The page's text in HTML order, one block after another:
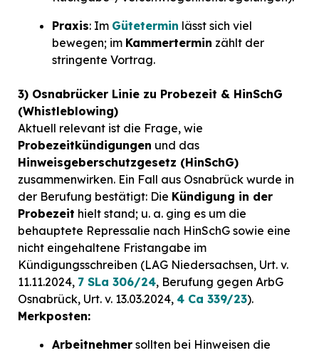
Praxis: Im Gütetermin lässt sich viel
bewegen; im Kammertermin zählt der
stringente Vortrag.
3) Osnabrücker Linie zu Probezeit & HinSchG
(Whistleblowing)
Aktuell relevant ist die Frage, wie
Probezeitkündigungen und das
Hinweisgeberschutzgesetz (HinSchG)
zusammenwirken. Ein Fall aus Osnabrück wurde in
der Berufung bestätigt: Die Kündigung in der
Probezeit hielt stand; u. a. ging es um die
behauptete Repressalie nach HinSchG sowie eine
nicht eingehaltene Fristangabe im
Kündigungsschreiben (LAG Niedersachsen, Urt. v.
11.11.2024, 7 SLa 306/24, Berufung gegen ArbG
Osnabrück, Urt. v. 13.03.2024, 4 Ca 339/23).
Merkposten:
Arbeitnehmer sollten bei Hinweisen die